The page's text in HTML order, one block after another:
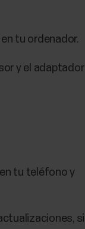
tu ordenador.
y el adaptador
tu teléfono y
si